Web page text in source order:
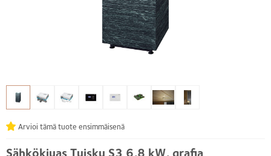
Sähkökiuas Tuisku S3 6,8 kW, grafia
Arvioi tämä tuote ensimmäisenä